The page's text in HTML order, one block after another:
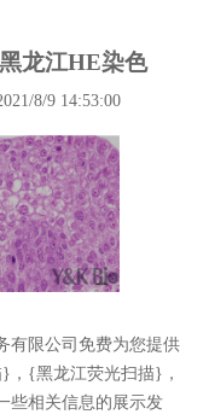
龙江HE染色
8/9 14:53:00
有限公司免费为您提供
} ，{黑龙江荧光扫描}，
些相关信息的展示发